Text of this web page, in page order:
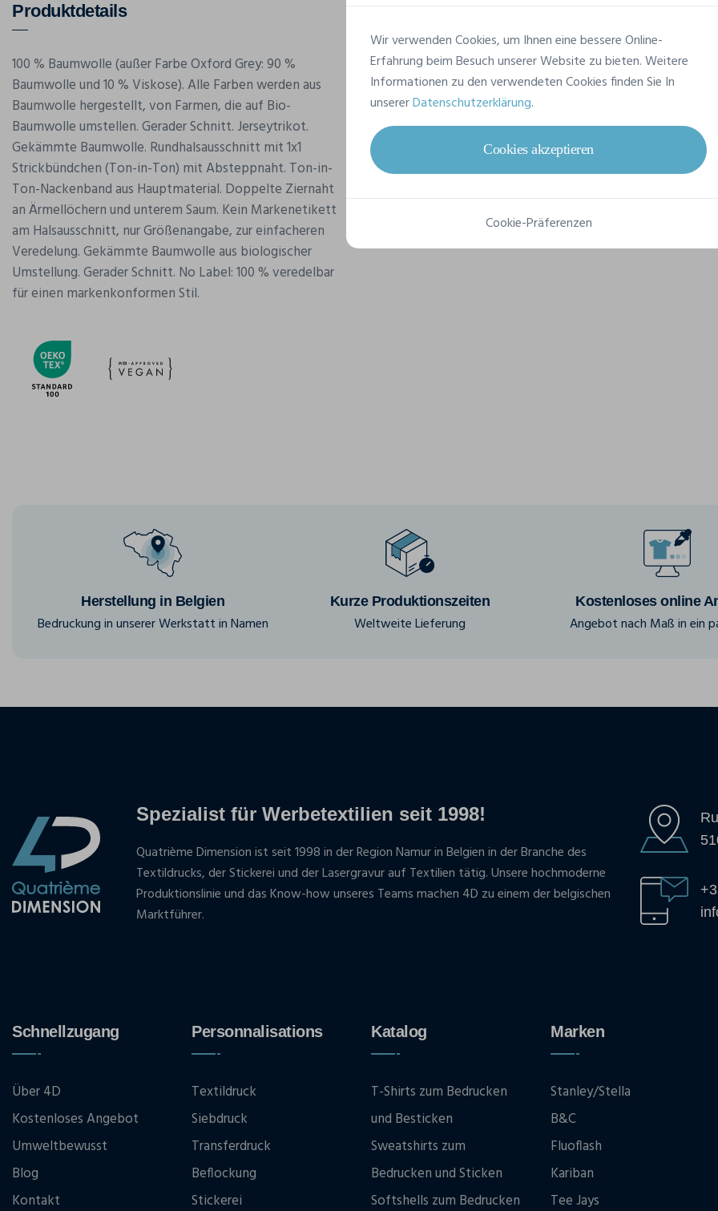
Produktdetails
100 % Baumwolle (außer Farbe Oxford Grey: 90 %
Baumwolle und 10 % Viskose). Alle Farben werden aus
Baumwolle hergestellt, von Farmen, die auf Bio-
Baumwolle umstellen. Gerader Schnitt. Jerseytrikot.
Gekämmte Baumwolle. Rundhalsausschnitt mit 1x1
Strickbündchen (Ton-in-Ton) mit Absteppnaht. Ton-in-
Ton-Nackenband aus Hauptmaterial. Doppelte Ziernaht
an Ärmellöchern und unterem Saum. Kein Markenetikett
am Halsausschnitt, nur Größenangabe, zur einfacheren
Veredelung. Gekämmte Baumwolle aus biologischer
Umstellung. Gerader Schnitt. No Label: 100 % veredelbar
für einen markenkonformen Stil.
Merkmale
Marke
Kariban
Referenz
Grammatur
140 g/m²
Komposition
100% Baumwolle
Herstellung in Belgien
Bedruckung in unserer Werkstatt in Namen
Kurze Produktionszeiten
Weltweite Lieferung
Kostenloses online
Angebot nach Maß in ein
Spezialist für Werbetextilien seit 1998!
Quatrième Dimension ist seit 1998 in der Region Namur in Belgien in der Branche des
Textildrucks, der Stickerei und der Lasergravur auf Textilien tätig. Unsere hochmoderne
Produktionslinie und das Know-how unseres Teams machen 4D zu einem der belgischen
Marktführer.
Schnellzugang
Über 4D
Kostenloses Angebot
Umweltbewusst
Blog
Kontakt
Personnalisations
Textildruck
Siebdruck
Transferdruck
Beflockung
Stickerei
Katalog
T-Shirts zum Bedrucken
und Besticken
Sweatshirts zum
Bedrucken und Sticken
Softshells zum Bedrucken
Marken
Stanley/Stella
B&C
Fluoflash
Kariban
Tee Jays
Wir verwenden Cookies, um Ihnen eine bessere Online-
Erfahrung beim Besuch unserer Website zu bieten. Weitere
Informationen zu den verwendeten Cookies finden Sie In
unsererDatenschutzerklärung.
Cookies akzeptieren
Cookie-Präferenzen